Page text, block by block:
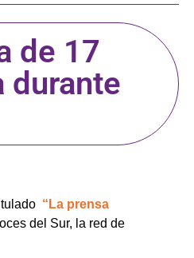
de 17
durante
“La prensa
del Sur, la red de